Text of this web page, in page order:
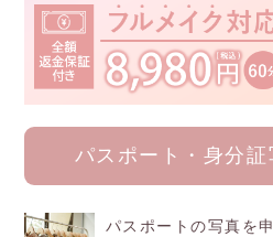
パスポート・身分
パスポートの写真を